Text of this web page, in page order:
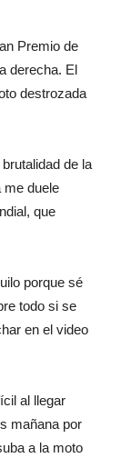
Premio de
derecha. El
destrozada
de la
me duele
que
porque sé
todo si se
en el video
al llegar
mañana por
a la moto